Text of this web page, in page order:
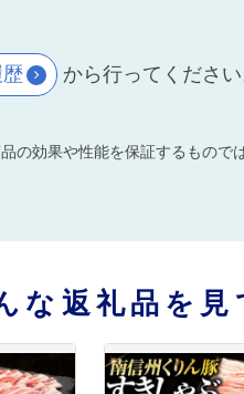
から行ってください
効果や性能を保証するもので
な返礼品を見